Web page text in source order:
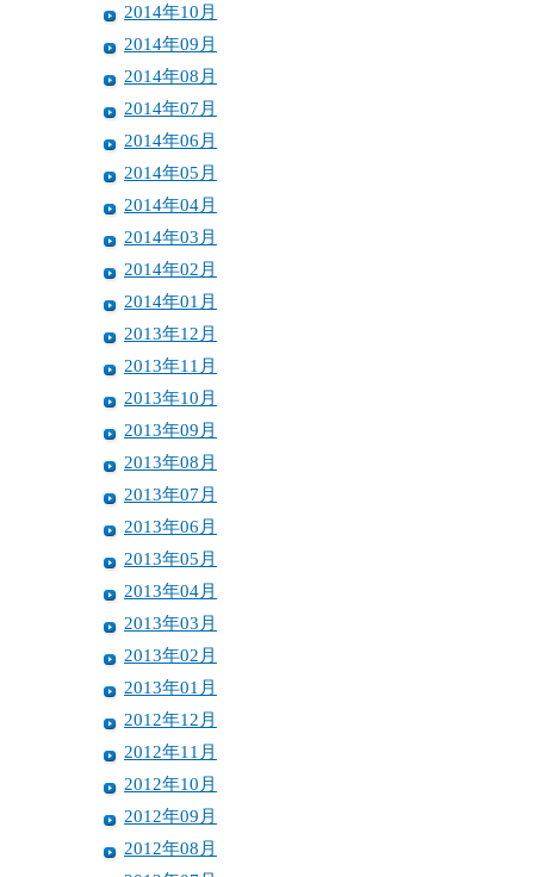
2014年10月
2014年09月
2014年08月
2014年07月
2014年06月
2014年05月
2014年04月
2014年03月
2014年02月
2014年01月
2013年12月
2013年11月
2013年10月
2013年09月
2013年08月
2013年07月
2013年06月
2013年05月
2013年04月
2013年03月
2013年02月
2013年01月
2012年12月
2012年11月
2012年10月
2012年09月
2012年08月